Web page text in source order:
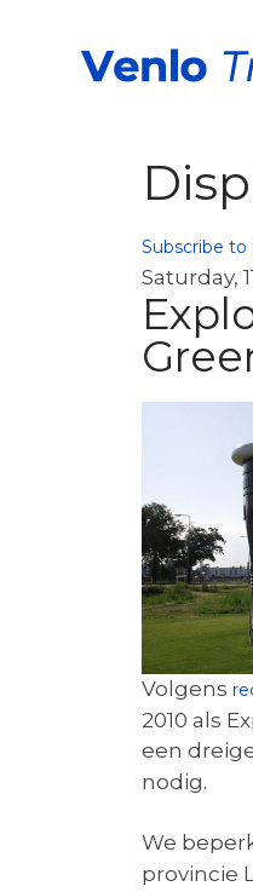
Subscribe to
Saturday,
Volgens
2010 als
een
nodig.
We
provincie